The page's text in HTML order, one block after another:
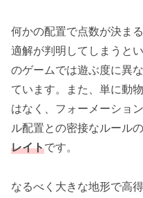
何かの配置で点数が決ま
適解が判明してしまうと
のゲームでは遊ぶ度に異
ています。また、単に動
はなく、フォーメーショ
ル配置との密接なルール
レイトです。
なるべく大きな地形で高